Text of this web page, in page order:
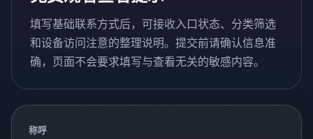
填写基础联系方式后，可接收入口状态、分类筛选
和设备访问注意的整理说明。提交前请确认信息准
确，页面不会要求填写与查看无关的敏感内容。
称呼